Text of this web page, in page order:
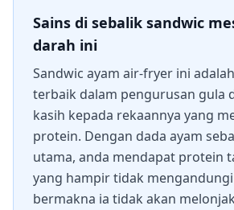
Sains di sebalik sandwic
darah ini
Sandwic ayam air-fryer ini
terbaik dalam pengurusan gula
kasih kepada rekaannya yang
protein. Dengan dada ayam
utama, anda mendapat protein
yang hampir tidak
bermakna ia tidak akan